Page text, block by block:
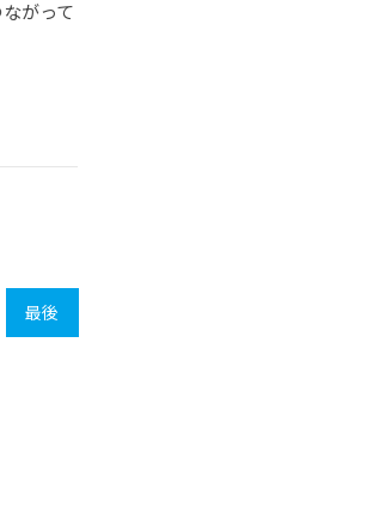
がって
最後